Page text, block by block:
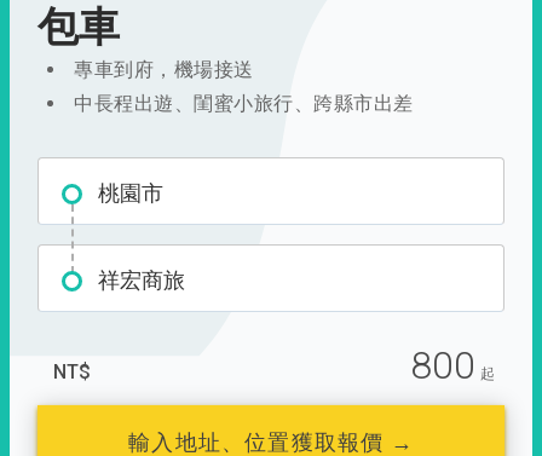
包車
專車到府，機場接送
中長程出遊、閨蜜小旅行、跨縣市出差
桃園市
祥宏商旅
NT$ 800 起
輸入地址、位置獲取報價 →